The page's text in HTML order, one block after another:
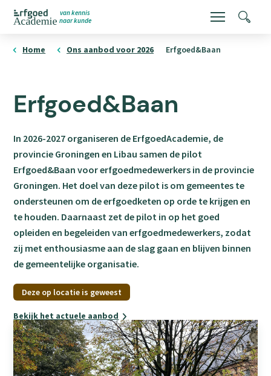
Overslaan
naar
gaan
homepage
van kennis
naar kunde
Menu
Home Ons aanbod voor 2026 Erfgoed&Baan
Erfgoed&Baan
In 2026-2027 organiseren de ErfgoedAcademie, de
provincie Groningen en Libau samen de pilot
Erfgoed&Baan voor erfgoedmedewerkers in de provincie
Groningen. Het doel van deze pilot is om gemeentes te
ondersteunen om de erfgoedketen op orde te krijgen en
te houden. Daarnaast zet de pilot in op het goed
opleiden en begeleiden van erfgoedmedewerkers, zodat
zij met enthousiasme aan de slag gaan en blijven binnen
de gemeentelijke organisatie.
Deze op locatie is geweest
Bekijk het actuele aanbod